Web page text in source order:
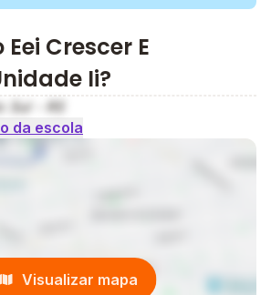
Crescer E
Ii?
Sul - RS
da escola
Visualizar mapa